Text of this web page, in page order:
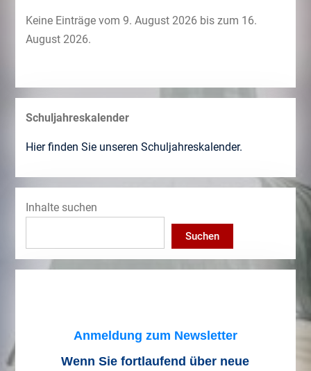
Keine Einträge vom 9. August 2026 bis zum 16.
August 2026.
Schuljahreskalender
Hier finden Sie unseren Schuljahreskalender.
Inhalte suchen
Suchen
Anmeldung zum Newsletter
Wenn Sie fortlaufend über neue